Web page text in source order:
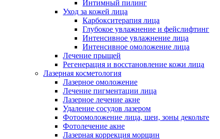
Интимный пилинг
Уход за кожей лица
Карбокситерапия лица
Глубокое увлажнение и фейслифтинг
Интенсивное увлажнение лица
Интенсивное омоложение лица
Лечение прыщей
Регенерация и восстановление кожи лица
Лазерная косметология
Лазерное омоложение
Лечение пигментации лица
Лазерное лечение акне
Удаление сосудов лазером
Фотоомоложение лица, шеи, зоны декольте
Фотолечение акне
Лазерная коррекция морщин